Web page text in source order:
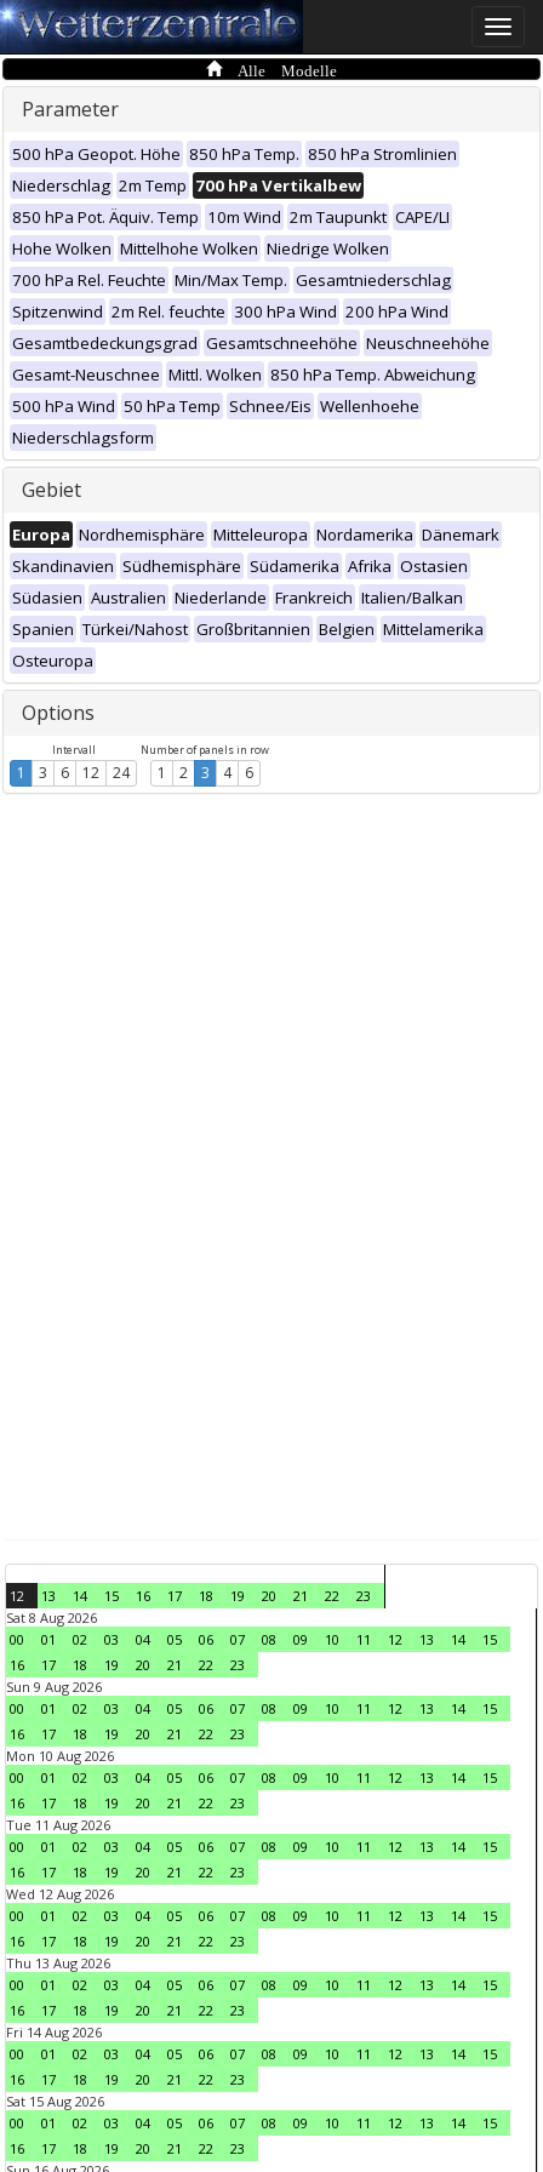
Toggle
Alle Modelle
Parameter
500 hPa Geopot. Höhe 850 hPa Temp. 850 hPa Stromlinien
Niederschlag 2m Temp 700 hPa Vertikalbew
850 hPa Pot. Äquiv. Temp 10m Wind 2m Taupunkt CAPE/LI
Hohe Wolken Mittelhohe Wolken Niedrige Wolken
700 hPa Rel. Feuchte Min/Max Temp. Gesamtniederschlag
Spitzenwind 2m Rel. feuchte 300 hPa Wind 200 hPa Wind
Gesamtbedeckungsgrad Gesamtschneehöhe Neuschneehöhe
Gesamt-Neuschnee Mittl. Wolken 850 hPa Temp. Abweichung
500 hPa Wind 50 hPa Temp Schnee/Eis Wellenhoehe
Niederschlagsform
Gebiet
Europa Nordhemisphäre Mitteleuropa Nordamerika Dänemark
Skandinavien Südhemisphäre Südamerika Afrika Ostasien
Südasien Australien Niederlande Frankreich Italien/Balkan
Spanien Türkei/Nahost Großbritannien Belgien Mittelamerika
Osteuropa
Options
Intervall
1 3 6 12 24
Number of panels in row
1 2 3 4 6
12 13 14 15 16 17 18 19 20 21 22
23
Sat 8 Aug 2026
00
01 02 03 04 05 06 07 08 09 10 11 12 13 14
15
16
17 18 19 20 21 22
23
Sun 9 Aug 2026
00
01 02 03 04 05 06 07 08 09 10 11 12 13 14
15
16
17 18 19 20 21 22
23
Mon 10 Aug 2026
00
01 02 03 04 05 06 07 08 09 10 11 12 13 14
15
16
17 18 19 20 21 22
23
Tue 11 Aug 2026
00
01 02 03 04 05 06 07 08 09 10 11 12 13 14
15
16
17 18 19 20 21 22
23
Wed 12 Aug 2026
00
01 02 03 04 05 06 07 08 09 10 11 12 13 14
15
16
17 18 19 20 21 22
23
Thu 13 Aug 2026
00
01 02 03 04 05 06 07 08 09 10 11 12 13 14
15
16
17 18 19 20 21 22
23
Fri 14 Aug 2026
00
01 02 03 04 05 06 07 08 09 10 11 12 13 14
15
16
17 18 19 20 21 22
23
Sat 15 Aug 2026
00
01 02 03 04 05 06 07 08 09 10 11 12 13 14
15
16
17 18 19 20 21 22
23